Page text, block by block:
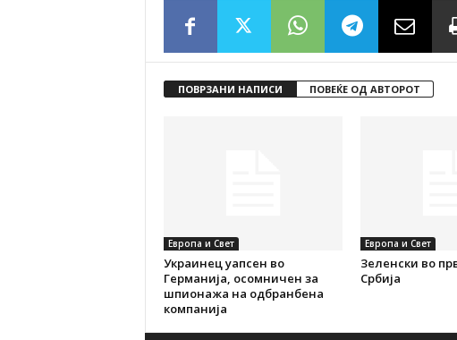
ПОВРЗАНИ НАПИСИ ПОВЕЌЕ ОД АВТОРОТ
Европа и Свет
Украинец уапсен во
Германија, осомничен за
шпионажа на одбранбена
компанија
Европа и Свет
Зеленски во
Србија